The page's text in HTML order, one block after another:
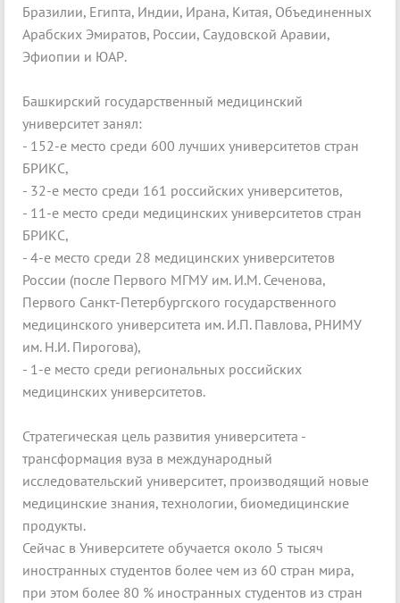
Бразилии, Египта, Индии, Ирана, Китая, Объединенных
Арабских Эмиратов, России, Саудовской Аравии,
Эфиопии и ЮАР.
Башкирский государственный медицинский
университет занял:
- 152-е место среди 600 лучших университетов стран
БРИКС,
- 32-е место среди 161 российских университетов,
- 11-е место среди медицинских университетов стран
БРИКС,
- 4-е место среди 28 медицинских университетов
России (после Первого МГМУ им. И.М. Сеченова,
Первого Санкт-Петербургского государственного
медицинского университета им. И.П. Павлова, РНИМУ
им. Н.И. Пирогова),
- 1-е место среди региональных российских
медицинских университетов.
Стратегическая цель развития университета -
трансформация вуза в международный
исследовательский университет, производящий новые
медицинские знания, технологии, биомедицинские
продукты.
Сейчас в Университете обучается около 5 тысяч
иностранных студентов более чем из 60 стран мира,
при этом более 80 % иностранных студентов из стран